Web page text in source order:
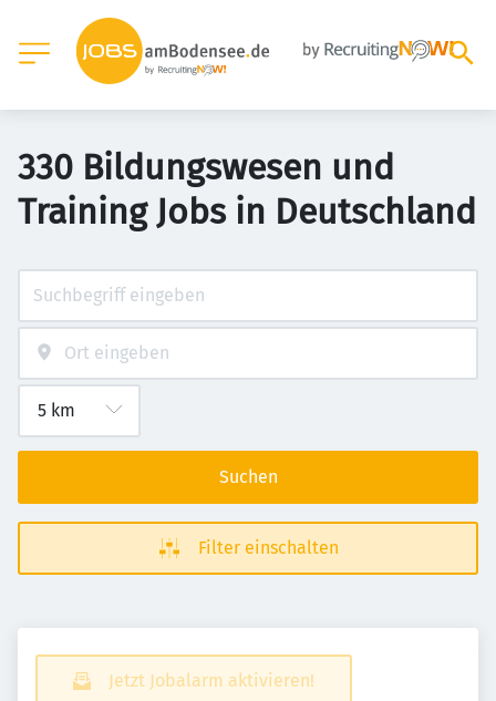
330 Bildungswesen und
Training Jobs in Deutschland
Suchen
Filter einschalten
Jetzt Jobalarm aktivieren!